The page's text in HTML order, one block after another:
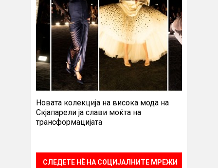
Новата колекција на висока мода на
Скјапарели ја слави моќта на
трансформацијата
СЛЕДЕТЕ НÈ НА СОЦИЈАЛНИТЕ МРЕЖИ